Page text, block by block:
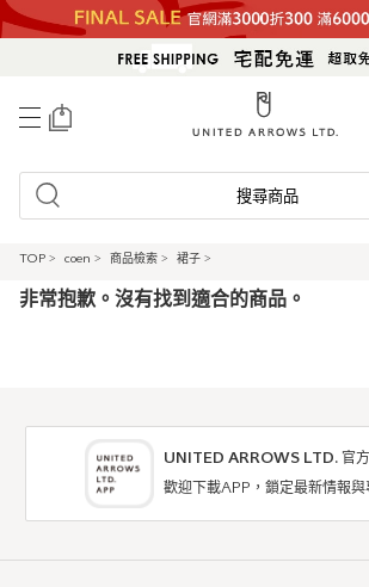
搜尋商品
TOP > coen > 商品檢索 > 裙子 >
非常抱歉。沒有找到適合的商品。
UNITED ARROWS LTD. 官
歡迎下載APP，鎖定最新情報與